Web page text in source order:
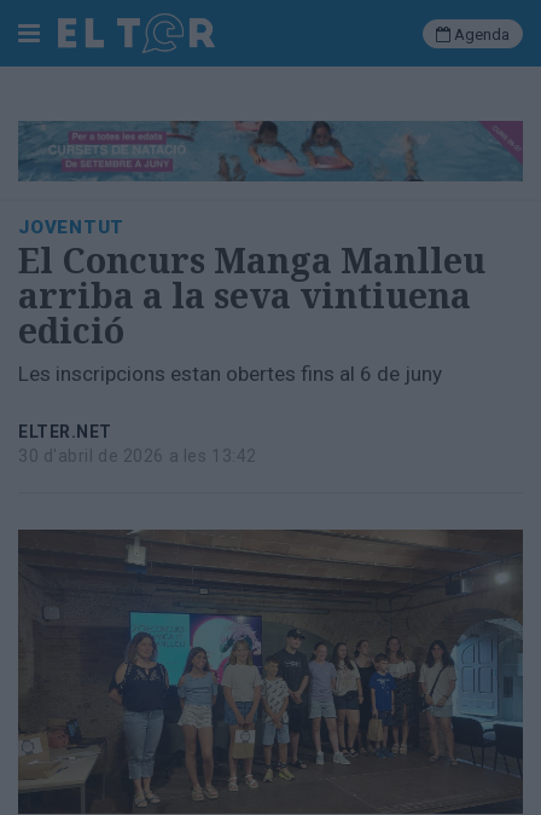
Cerca
Portada
Societat
Política
Municipal
Economia
empresa
Esports
Ràdio
notícies
Agenda
JOVENTUT
El Concurs Manga Manlleu
arriba a la seva vintiuena
edició
Les inscripcions estan obertes fins al 6 de juny
ELTER.NET
30 d'abril de 2026 a les 13:42